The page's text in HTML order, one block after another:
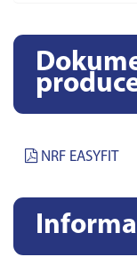
NRF EASYFIT